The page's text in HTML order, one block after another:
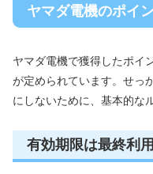
ヤマダ電機のポイ
ヤマダ電機で獲得したポイ
が定められています。せっ
にしないために、基本的な
有効期限は最終利